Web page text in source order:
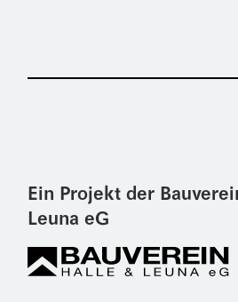
Ein Projekt der
Leuna eG